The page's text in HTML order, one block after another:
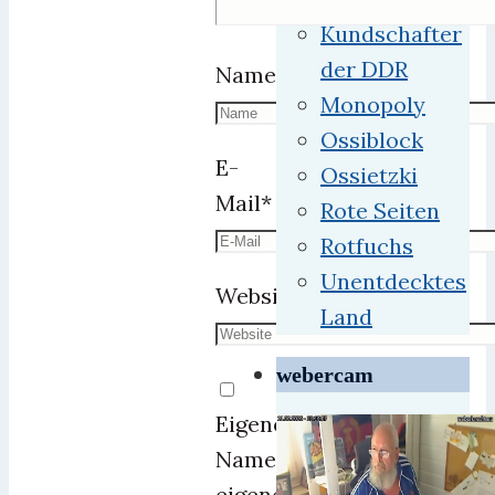
Name
E-
Mail*
Website
Eigenen
Namen,
Kundschafter
der DDR
Monopoly
Ossiblock
Ossietzki
Rote Seiten
Rotfuchs
Unentdecktes
Land
webercam